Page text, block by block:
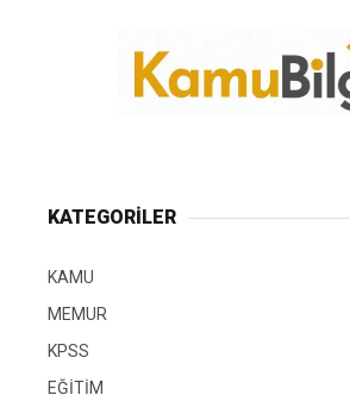
KATEGORİLER
KAMU
MEMUR
KPSS
EĞİTİM